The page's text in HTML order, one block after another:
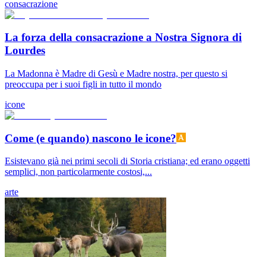
consacrazione
La forza della consacrazione a Nostra Signora di
Lourdes
La Madonna è Madre di Gesù e Madre nostra, per questo si
preoccupa per i suoi figli in tutto il mondo
icone
Come (e quando) nascono le icone?
Esistevano già nei primi secoli di Storia cristiana; ed erano oggetti
semplici, non particolarmente costosi,...
arte